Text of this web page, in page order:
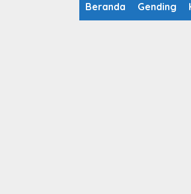
Beranda Gending